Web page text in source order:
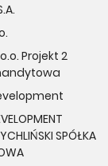
Projekt 2
SPÓŁKA